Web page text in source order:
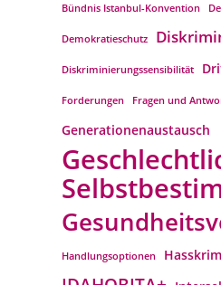
Bündnis Istanbul-Konvention
Demokratieschutz
Diskriminierungssensibilität
Forderungen Fragen und
Generationenaustausch
Handlungsoptionen